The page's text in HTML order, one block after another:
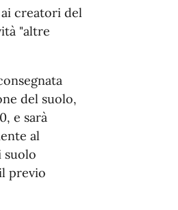
creatori del
"altre
del suolo,
e sarà
al
suolo
previo